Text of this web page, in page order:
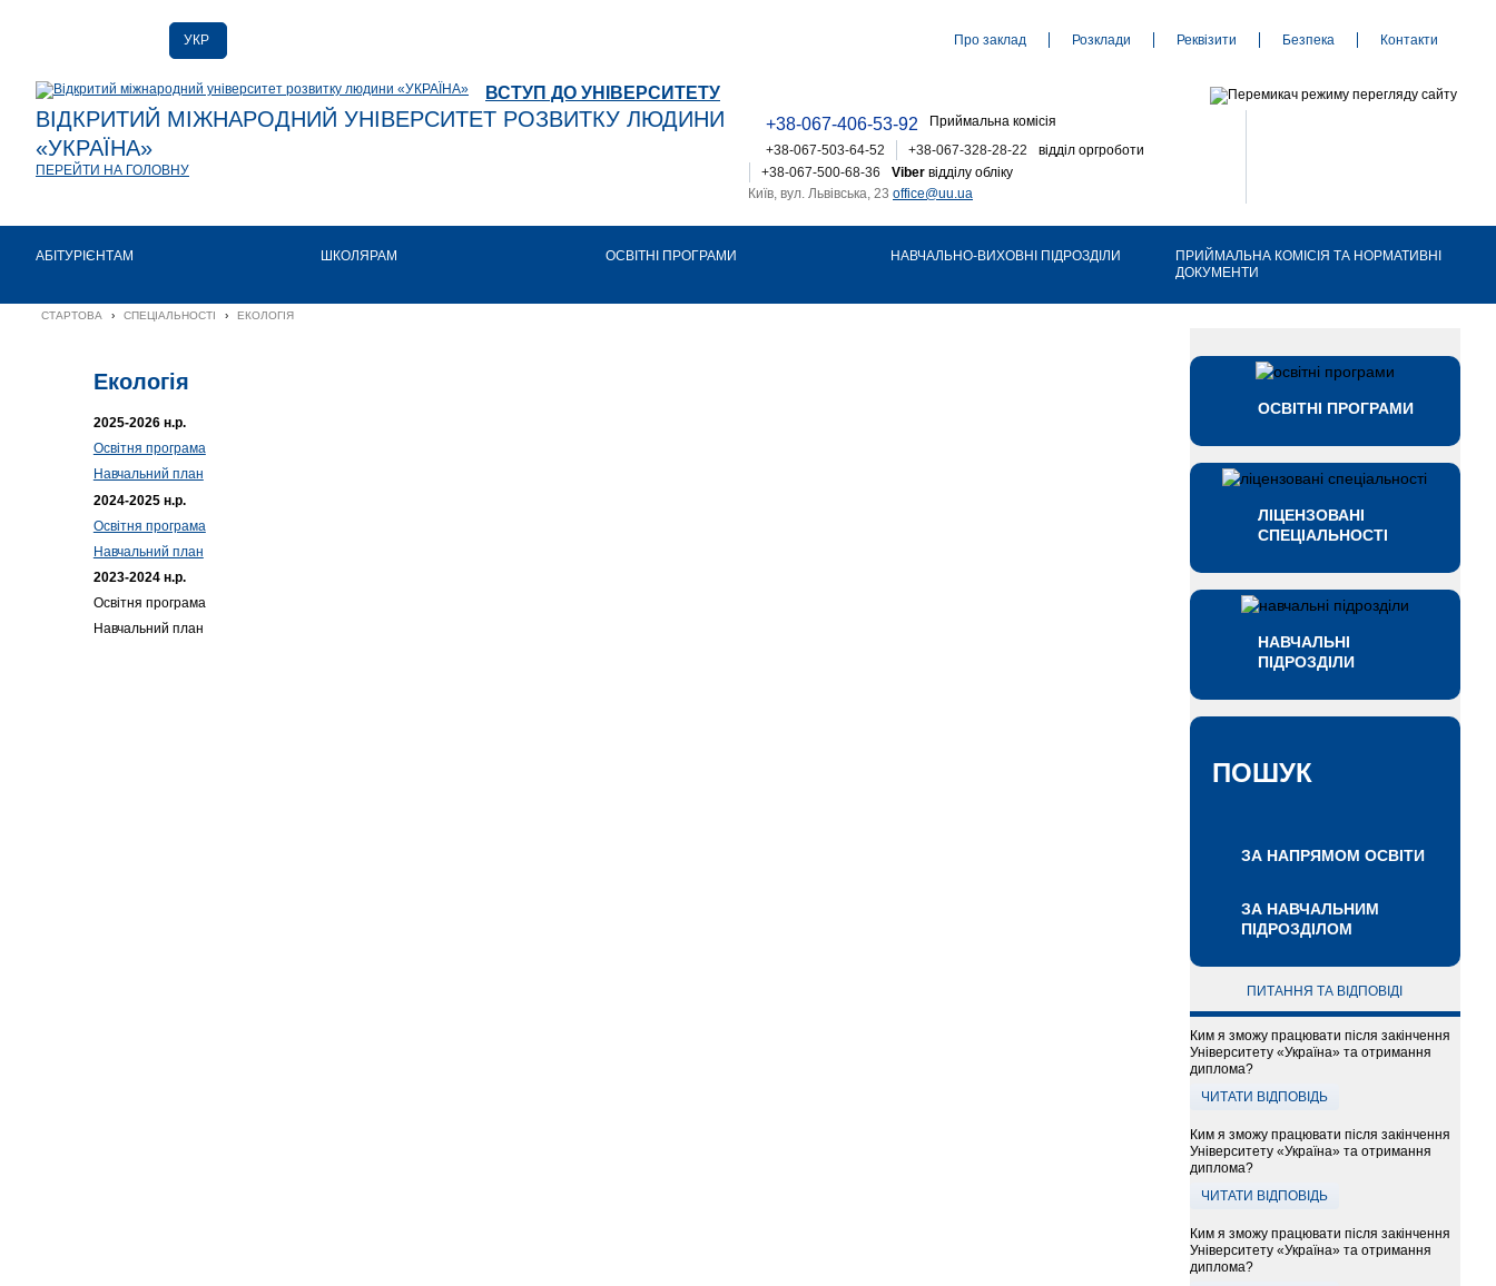
УКР
ENG
Про заклад Розклади Реквізити Безпека Контакти
ВСТУП ДО УНІВЕРСИТЕТУ
ВІДКРИТИЙ МІЖНАРОДНИЙ УНІВЕРСИТЕТ РОЗВИТКУ ЛЮДИНИ
«УКРАЇНА»
ПЕРЕЙТИ НА ГОЛОВНУ
+38-067-406-53-92
Приймальна комісія
відділ оргроботи
+38-067-503-64-52
+38-067-328-28-22
Viber відділу обліку
+38-067-500-68-36
Київ, вул. Львівська, 23 office@uu.ua
АБІТУРІЄНТАМ ШКОЛЯРАМ ОСВІТНІ ПРОГРАМИ НАВЧАЛЬНО-ВИХОВНІ ПІДРОЗДІЛИ
ПРИЙМАЛЬНА КОМІСІЯ ТА НОРМАТИВНІ
ДОКУМЕНТИ
СТАРТОВА › СПЕЦІАЛЬНОСТІ › ЕКОЛОГІЯ
ОСВІТНІ ПРОГРАМИ
ЛІЦЕНЗОВАНІ
СПЕЦІАЛЬНОСТІ
НАВЧАЛЬНІ
ПІДРОЗДІЛИ
ПОШУК
ЗА НАПРЯМОМ ОСВІТИ
ЗА НАВЧАЛЬНИМ
ПІДРОЗДІЛОМ
ПИТАННЯ ТА ВІДПОВІДІ
Ким я зможу працювати після закінчення
Університету «Україна» та отримання
диплома?
ЧИТАТИ ВІДПОВІДЬ
Ким я зможу працювати після закінчення
Університету «Україна» та отримання
диплома?
ЧИТАТИ ВІДПОВІДЬ
Ким я зможу працювати після закінчення
Університету «Україна» та отримання
диплома?
Екологія
2025-2026 н.р.
Освітня програма
Навчальний план
2024-2025 н.р.
Освітня програма
Навчальний план
2023-2024 н.р.
Освітня програма
Навчальний план